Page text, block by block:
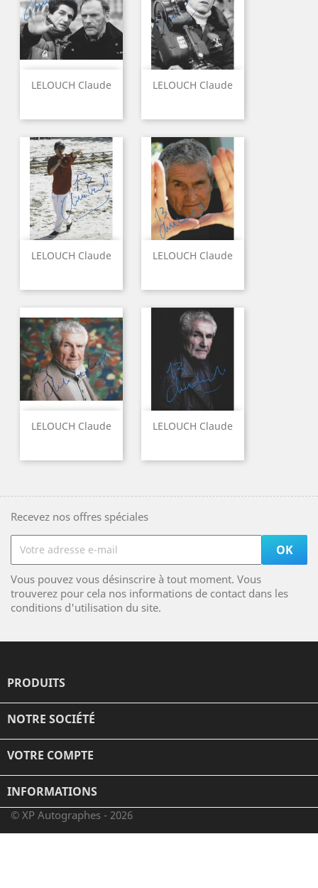
LELOUCH Claude LELOUCH Claude
LELOUCH Claude LELOUCH Claude
LELOUCH Claude LELOUCH Claude
Recevez nos offres spéciales
Vous pouvez vous désinscrire à tout moment. Vous
trouverez pour cela nos informations de contact dans les
conditions d'utilisation du site.
PRODUITS
NOTRE SOCIÉTÉ
VOTRE COMPTE
INFORMATIONS
© XP Autographes - 2026